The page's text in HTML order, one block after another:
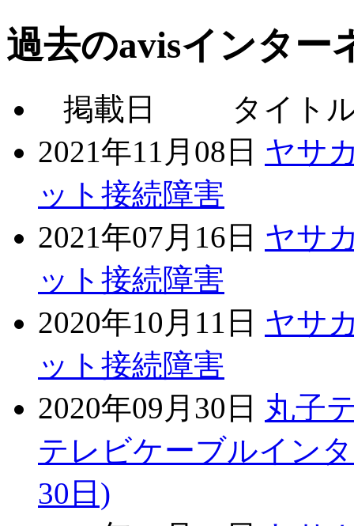
過去のavisインター
掲載日
タイト
2021年11月08日 ヤサ
ット接続障害
2021年07月16日 ヤサ
ット接続障害
2020年10月11日 ヤサ
ット接続障害
2020年09月30日 丸子
テレビケーブルイン
30日)